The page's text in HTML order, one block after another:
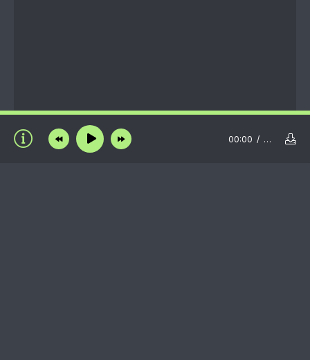
00:00 …